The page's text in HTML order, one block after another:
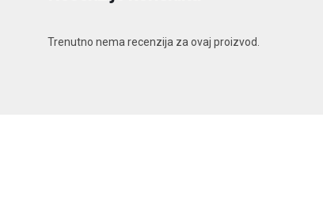
Trenutno nema recenzija za ovaj proizvod.